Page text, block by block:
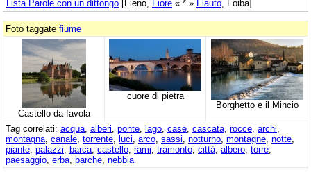
Lista Parole con un dittongo [Fieno, Fiore « * » Flauto , Foiba]
Foto taggate fiume
Castello da favola
cuore di pietra
Borghetto e il Mincio
Tag correlati: acqua alberi ponte lago case cascata rocce archi
montagna canale torrente luci arco sassi notturno montagne notte
piante palazzi barca castello rami tramonto città albero torre
paesaggio erba barche nebbia